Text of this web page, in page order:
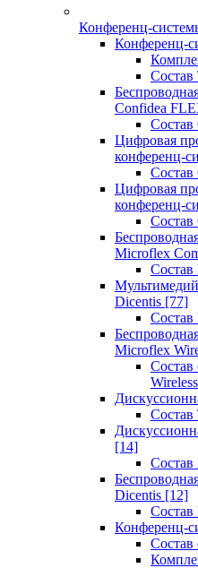
Конференц-
Конференц-
Состав
Confidea
Цифровая
конференц-
Состав
Цифровая
конференц-
Состав
Microflex
Состав
Dicentis [77]
Состав
Microflex
Состав
Wireless
Состав
[14]
Состав
Dicentis [12]
Состав
Конференц-